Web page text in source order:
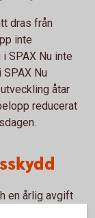
dras från
inte
SPAX Nu inte
Nu
åtar
reducerat
en årlig avgift